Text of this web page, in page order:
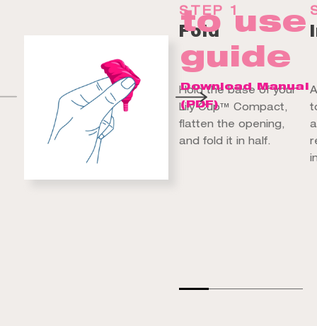
to use
guide
Download Manual
(PDF)
STEP 1
Fold
Hold the base of your
Lily Cup™ Compact,
flatten the opening,
and fold it in half.